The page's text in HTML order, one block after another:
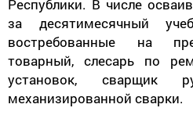
Республики. В числе
за десятимесячный
востребованные на
товарный, слесарь по
установок, сварщик
механизированной сварки.